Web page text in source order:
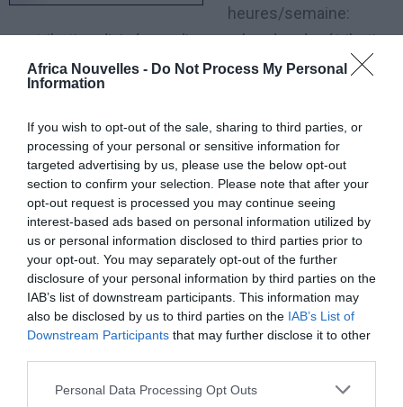
Africa Nouvelles - Do Not Process My Personal
Information
If you wish to opt-out of the sale, sharing to third parties, or
processing of your personal or sensitive information for
targeted advertising by us, please use the below opt-out
section to confirm your selection. Please note that after your
opt-out request is processed you may continue seeing
interest-based ads based on personal information utilized by
us or personal information disclosed to third parties prior to
your opt-out. You may separately opt-out of the further
disclosure of your personal information by third parties on the
IAB’s list of downstream participants. This information may
also be disclosed by us to third parties on the IAB’s List of
Downstream Participants that may further disclose it to other
Personal Data Processing Opt Outs
heures/semaine:
contribution divisée en diverses bandes de rétribution
horaire;
■ Plus de 25 heures/semaine: contribution fixe, quel
que soit la rétribution horaire.
N.B.:Dans ce dernier cas, le montant de la
contribution est sensiblement plus bas, à condition
que les heures aient toutes été chez le même
employeur.
RAPPEL:Les contributions peuvent être versées en
ligne, sur le site: www.inps.it ou dans les tabacs